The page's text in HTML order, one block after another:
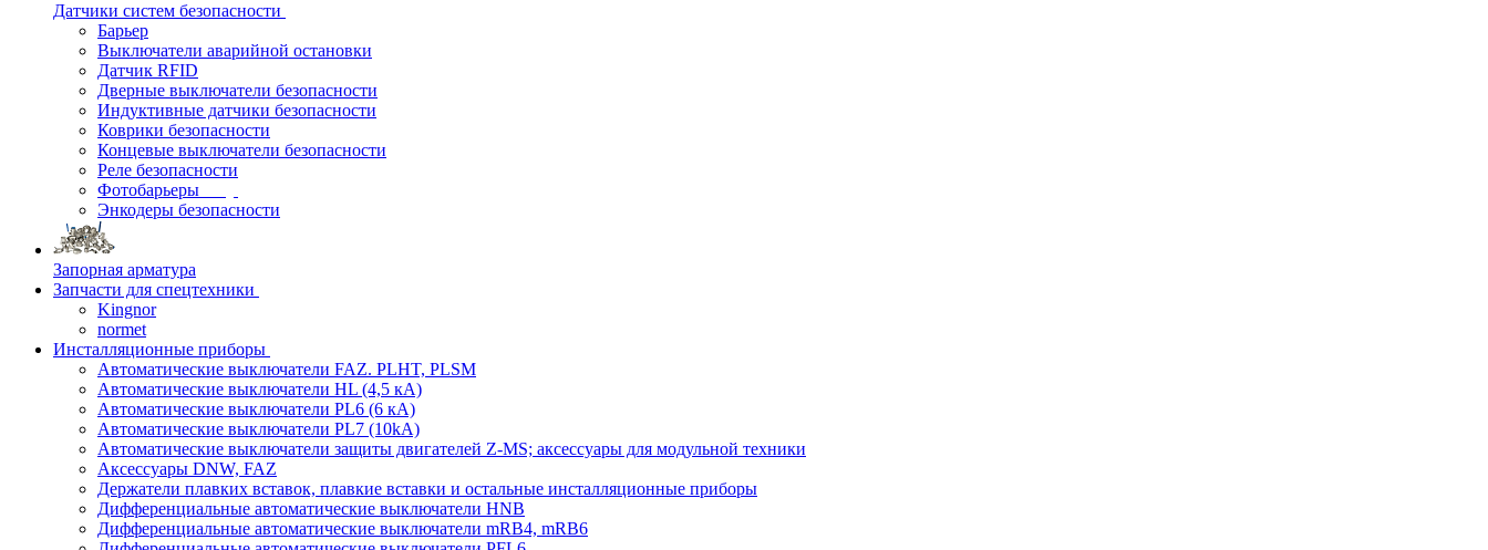
Датчики систем безопасности
Барьер
Выключатели аварийной остановки
Датчик RFID
Дверные выключатели безопасности
Индуктивные датчики безопасности
Коврики безопасности
Концевые выключатели безопасности
Реле безопасности
Фотобарьеры
Энкодеры безопасности
Запорная арматура
Запчасти для спецтехники
Kingnor
normet
Инсталляционные приборы
Автоматические выключатели FAZ. PLHT, PLSM
Автоматические выключатели HL (4,5 кА)
Автоматические выключатели PL6 (6 кА)
Автоматические выключатели PL7 (10kA)
Автоматические выключатели защиты двигателей Z-MS; аксессуары для модульной техники
Аксессуары DNW, FAZ
Держатели плавких вставок, плавкие вставки и остальные инсталляционные приборы
Дифференциальные автоматические выключатели HNB
Дифференциальные автоматические выключатели mRB4, mRB6